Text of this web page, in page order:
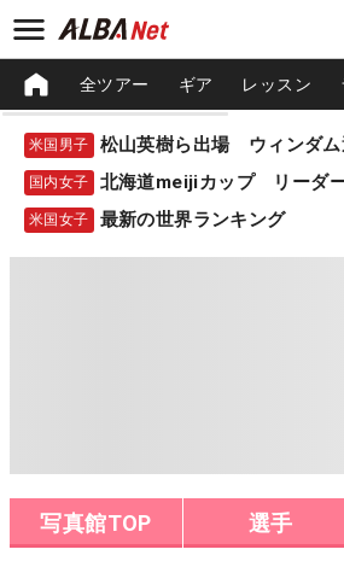
全ツアー ギア レッスン
米国男子
国内女子 北海道meijiカップ リーダ
米国女子 最新の世界ランキング
写真館TOP 選手